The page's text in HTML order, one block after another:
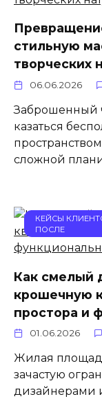
стильную
творческих
06.06.2026
Заброшенный
казаться
сложной
КЕЙСЫ
ПОСЛЕ
Как смелый
крошечную
простора и
01.06.2026
Жилая
зачастую
дизайнерами